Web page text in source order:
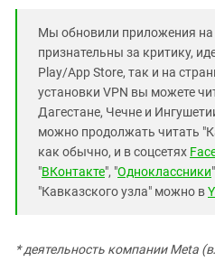
Мы обновили приложения на
признательны за критику,
Play/App Store, так и на
установки VPN вы можете
Дагестане, Чечне и
можно продолжать читать
как обычно, и в соцсетях
"ВКонтакте", "Одноклассники
"Кавказского узла" можно в
* деятельность компании Meta